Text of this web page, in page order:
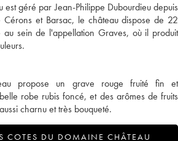
est géré par Jean-Philippe Dubourdieu depuis
Cérons et Barsac, le château dispose de 22
au sein de l'appellation Graves, où il produit
propose un grave rouge fruité fin et
robe rubis foncé, et des arômes de fruits
charnu et très bouqueté.
COTES DU DOMAINE CHÂTEAU